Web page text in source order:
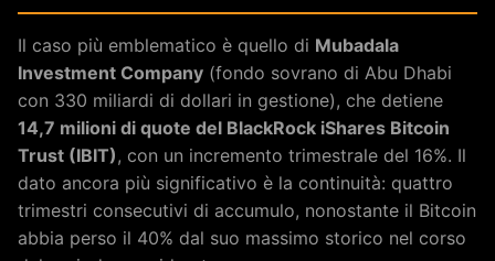
Il caso più emblematico è quello di Mubadala
Investment Company (fondo sovrano di Abu Dhabi
con 330 miliardi di dollari in gestione), che detiene
14,7 milioni di quote del BlackRock iShares Bitcoin
Trust (IBIT), con un incremento trimestrale del 16%. Il
dato ancora più significativo è la continuità: quattro
trimestri consecutivi di accumulo, nonostante il Bitcoin
abbia perso il 40% dal suo massimo storico nel corso